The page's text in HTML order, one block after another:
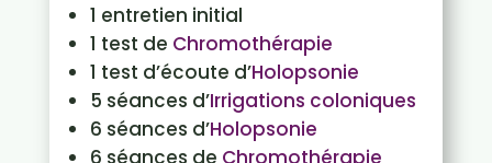
1 entretien initial
1 test de Chromothérapie
1 test d’écoute d’Holopsonie
5 séances d’Irrigations coloniques
6 séances d’Holopsonie
6 séances de Chromothérapie